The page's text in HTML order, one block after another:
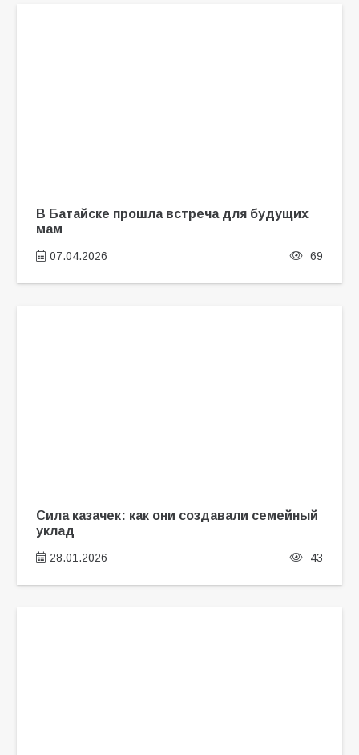
В Батайске прошла встреча для будущих
мам
07.04.2026 69
Сила казачек: как они создавали семейный
уклад
28.01.2026 43